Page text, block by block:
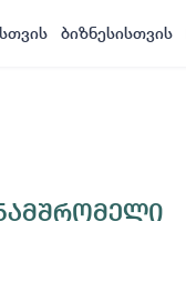
ბიზნესისთვის